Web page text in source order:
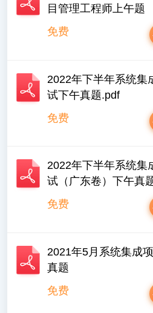
目管理工程师上午题
免费
2022年下半年系统集
试下午真题.pdf
免费
2022年下半年系统集
试（广东卷）下午真
免费
2021年5月系统集成
真题
免费